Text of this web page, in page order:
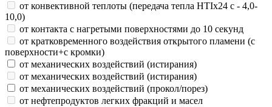
от конвективной теплоты (передача тепла HTIx24 с - 4,0-
10,0)
от контакта с нагретыми поверхностями до 10 секунд
от кратковременного воздействия открытого пламени (с
поверхности+с кромки)
от механических воздействий (истирания)
от механических воздействий (истирания)
от механических воздействий (прокол/порез)
от нефтепродуктов легких фракций и масел